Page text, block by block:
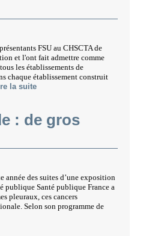
FSU au CHSCTA de
et l'ont fait admettre comme
les établissements de
chaque établissement construit
la suite
: de gros
année des suites d’une exposition
publique Santé publique France a
pleuraux, ces cancers
Selon son programme de